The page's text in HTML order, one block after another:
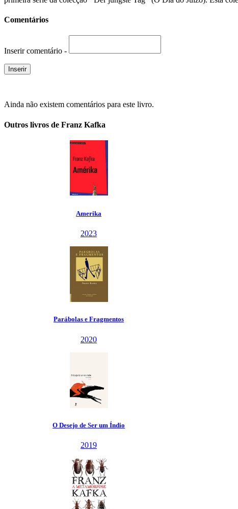
Comentários
Inserir comentário -
Ainda não existem comentários para este livro.
Outros livros de Franz Kafka
Amerika
2023
Parábolas e Fragmentos
2020
O Desejo de Ser um Índio
2019